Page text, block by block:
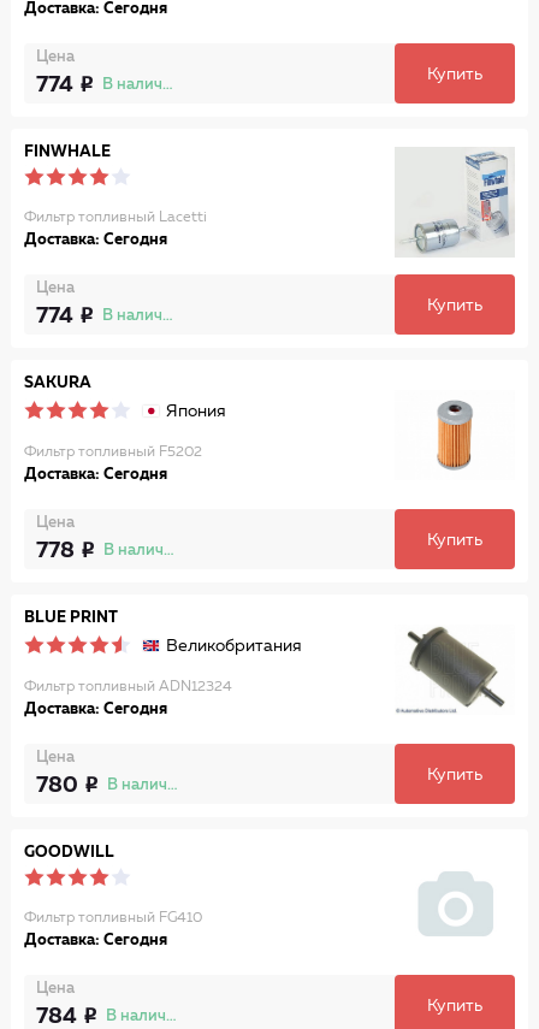
Доставка: Сегодня
Цена
774 В наличии
Купить
FINWHALE
Фильтр топливный Lacetti
Доставка: Сегодня
Цена
774 В наличии
Купить
SAKURA
Япония
Фильтр топливный F5202
Доставка: Сегодня
Цена
778 В наличии
Купить
BLUE PRINT
Великобритания
Фильтр топливный ADN12324
Доставка: Сегодня
Цена
780 В наличии
Купить
GOODWILL
Фильтр топливный FG410
Доставка: Сегодня
Цена
784 В наличии
Купить